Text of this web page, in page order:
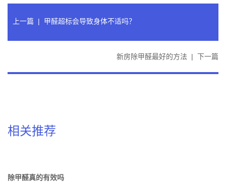
上一篇 | 甲醛超标会导致身体不适吗？
新房除甲醛最好的方法 | 下一篇
相关推荐
除甲醛真的有效吗